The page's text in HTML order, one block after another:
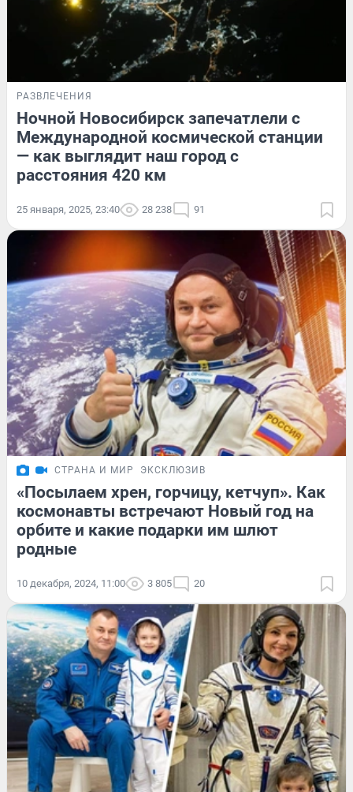
РАЗВЛЕЧЕНИЯ
Ночной Новосибирск запечатлели с
Международной космической станции
— как выглядит наш город с
расстояния 420 км
25 января, 2025, 23:40 28 238 91
СТРАНА И МИР ЭКСКЛЮЗИВ
«Посылаем хрен, горчицу, кетчуп». Как
космонавты встречают Новый год на
орбите и какие подарки им шлют
родные
10 декабря, 2024, 11:00 3 805 20